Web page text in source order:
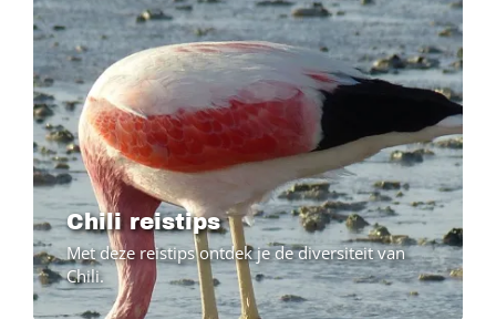
Chili reistips
Met deze reistips ontdek je de diversiteit van
Chili.